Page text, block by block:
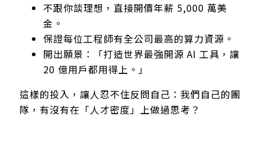
不跟你談理想，直接開價年薪 5,000 萬美
金。
保證每位工程師有全公司最高的算力資源。
開出願景：「打造世界最強開源 AI 工具，讓
20 億用戶都用得上。」
這樣的投入，讓人忍不住反問自己：我們自己的團
隊，有沒有在「人才密度」上做過思考？